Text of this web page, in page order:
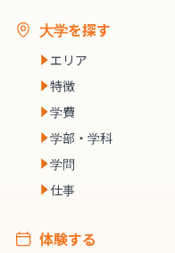
大学を探す
エリア
特徴
学費
学部・学科
学問
仕事
体験する